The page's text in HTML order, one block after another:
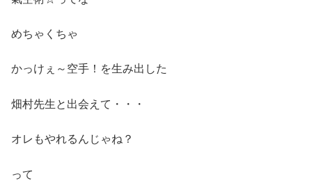
めちゃくちゃ
かっけぇ～空手！を生み出した
畑村先生と出会えて・・・
オレもやれるんじゃね？
って